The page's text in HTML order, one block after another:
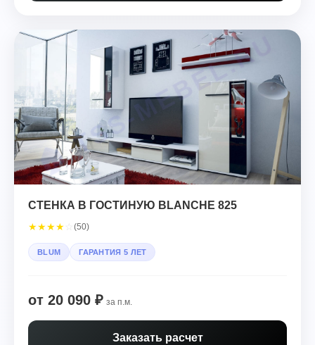
СТЕНКА В ГОСТИНУЮ BLANCHE 825
★★★★ (50)
BLUM ГАРАНТИЯ 5 ЛЕТ
от 20 090 ₽ за п.м.
Заказать расчет